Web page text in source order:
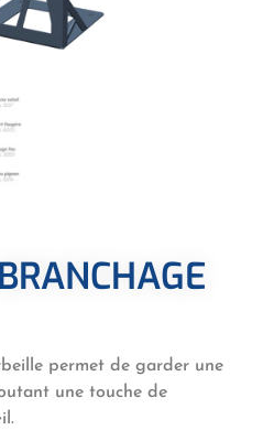
permet de garder une
une touche de